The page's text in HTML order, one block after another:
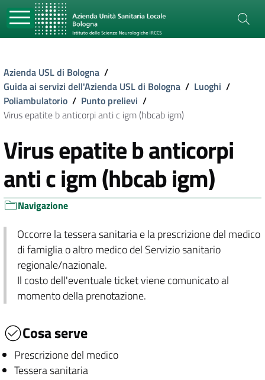
Azienda USL di Bologna /
Guida ai servizi dell'Azienda USL di Bologna / Luoghi /
Poliambulatorio / Punto prelievi /
Virus epatite b anticorpi anti c igm (hbcab igm)
Virus epatite b anticorpi
anti c igm (hbcab igm)
Navigazione
Occorre la tessera sanitaria e la prescrizione del medico
di famiglia o altro medico del Servizio sanitario
regionale/nazionale.
Il costo dell'eventuale ticket viene comunicato al
momento della prenotazione.
Cosa serve
Prescrizione del medico
Tessera sanitaria